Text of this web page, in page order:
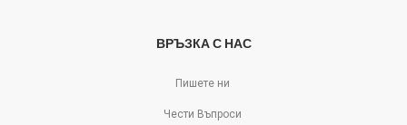
ВРЪЗКА С НАС
Пишете ни
Чести Въпроси